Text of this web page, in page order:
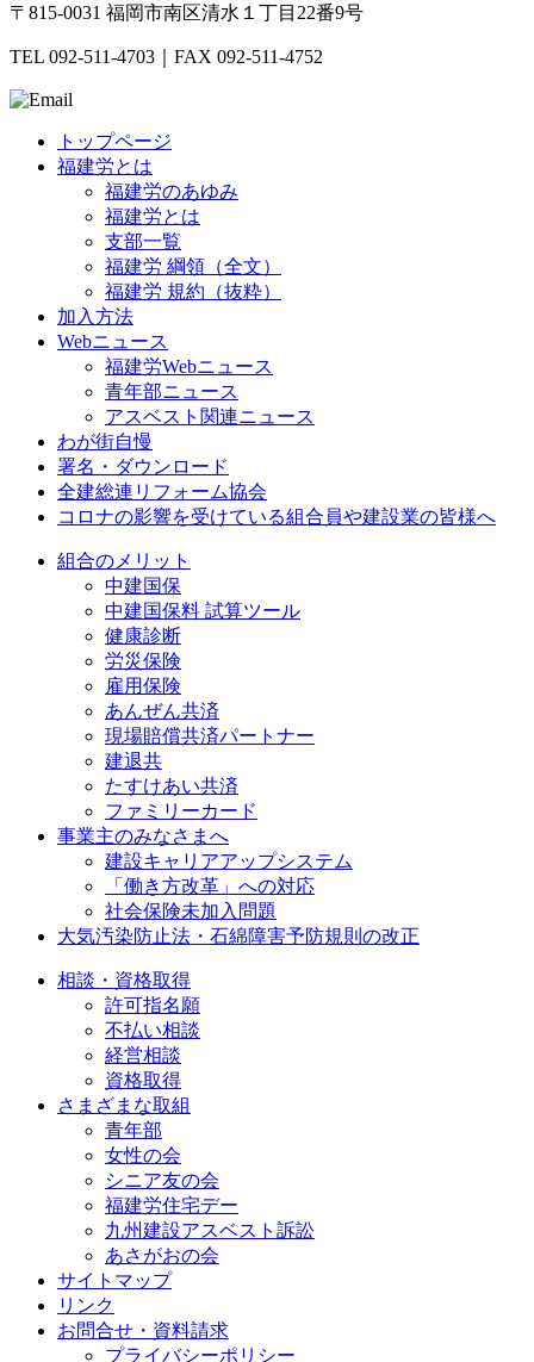
〒815-0031 福岡市南区清水１丁目22番9号
TEL 092-511-4703｜FAX 092-511-4752
トップページ
福建労とは
福建労のあゆみ
福建労とは
支部一覧
福建労 綱領（全文）
福建労 規約（抜粋）
加入方法
Webニュース
福建労Webニュース
青年部ニュース
アスベスト関連ニュース
わが街自慢
署名・ダウンロード
全建総連リフォーム協会
コロナの影響を受けている組合員や建設業の皆様へ
組合のメリット
中建国保
中建国保料 試算ツール
健康診断
労災保険
雇用保険
あんぜん共済
現場賠償共済パートナー
建退共
たすけあい共済
ファミリーカード
事業主のみなさまへ
建設キャリアアップシステム
「働き方改革」への対応
社会保険未加入問題
大気汚染防止法・石綿障害予防規則の改正
相談・資格取得
許可指名願
不払い相談
経営相談
資格取得
さまざまな取組
青年部
女性の会
シニア友の会
福建労住宅デー
九州建設アスベスト訴訟
あさがおの会
サイトマップ
リンク
お問合せ・資料請求
プライバシーポリシー